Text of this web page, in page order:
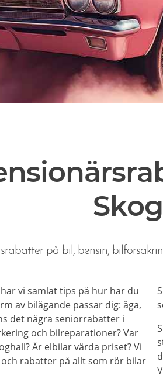
på bil, bensin,
vi samlat tips på hur har du
av bilägande passar dig: äga,
det några seniorrabatter i
och bilreparationer? Var
Är elbilar värda priset? Vi
rabatter på allt som rör bilar